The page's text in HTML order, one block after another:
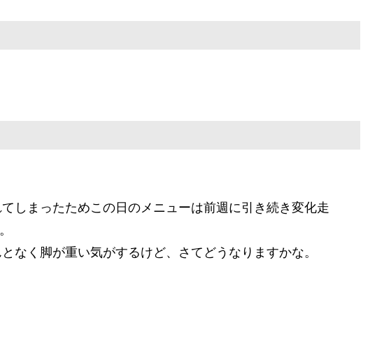
しまったためこの日のメニューは前週に引き続き変化走
なく脚が重い気がするけど、さてどうなりますかな。